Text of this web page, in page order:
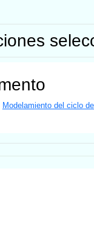
Modelamiento del ciclo